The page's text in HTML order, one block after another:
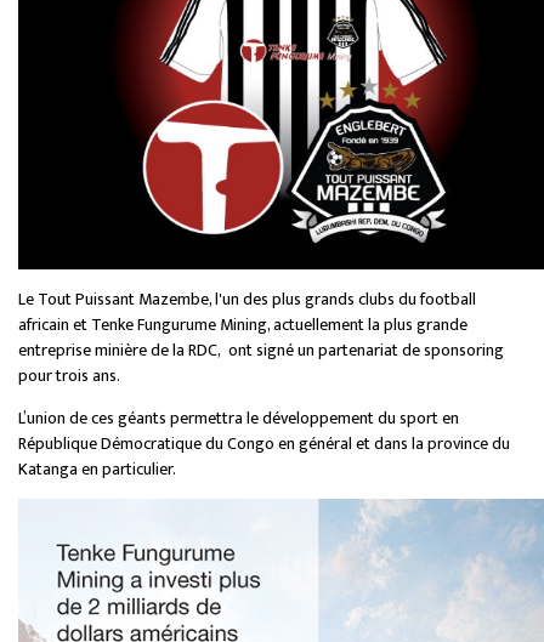
Le Tout Puissant Mazembe, l'un des plus grands clubs du football
africain et Tenke Fungurume Mining, actuellement la plus grande
entreprise minière de la RDC, ont signé un partenariat de sponsoring
pour trois ans.
L’union de ces géants permettra le développement du sport en
République Démocratique du Congo en général et dans la province du
Katanga en particulier.